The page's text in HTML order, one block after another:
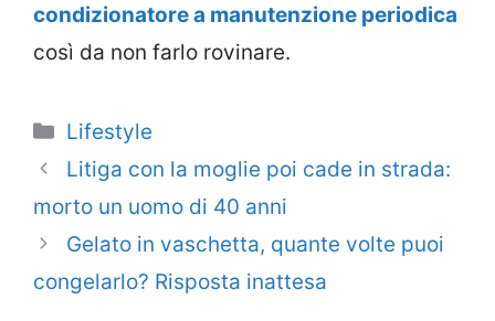
condizionatore a manutenzione periodica
così da non farlo rovinare.
Categorie
Lifestyle
Litiga con la moglie poi cade in strada:
morto un uomo di 40 anni
Gelato in vaschetta, quante volte puoi
congelarlo? Risposta inattesa